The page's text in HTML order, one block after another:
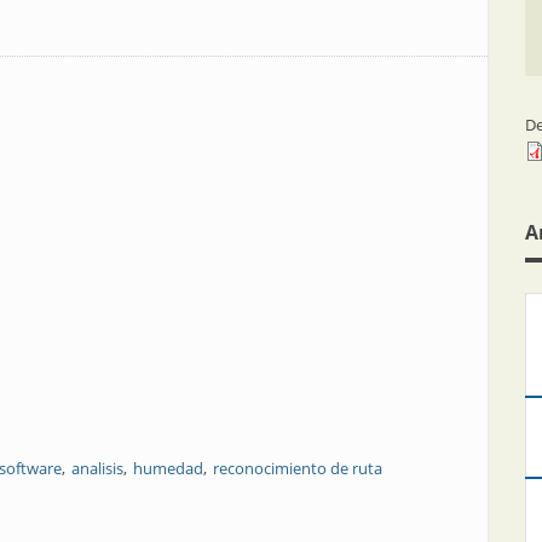
software analisis humedad reconocimiento de ruta